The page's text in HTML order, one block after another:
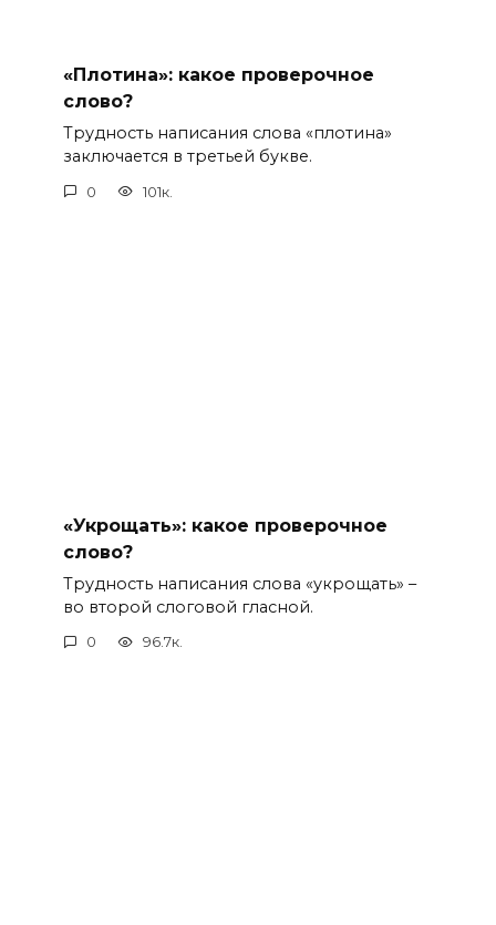
«Плотина»: какое проверочное
слово?
Трудность написания слова «плотина»
заключается в третьей букве.
0 101к.
«Укрощать»: какое проверочное
слово?
Трудность написания слова «укрощать» –
во второй слоговой гласной.
0 96.7к.